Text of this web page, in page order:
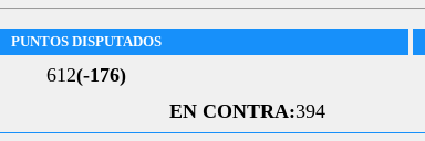
PUNTOS DISPUTADOS
612(-176)
EN CONTRA:394